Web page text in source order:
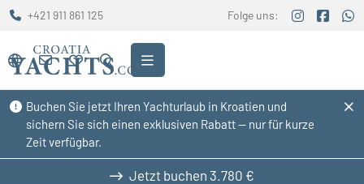
Buchen Sie jetzt Ihren Yachturlaub in Kroatien und
sichern Sie sich einen exklusiven Rabatt — nur für kurze
Zeit verfügbar.
+421 911 861 125 Folge uns:
Jetzt buchen 3.780 €